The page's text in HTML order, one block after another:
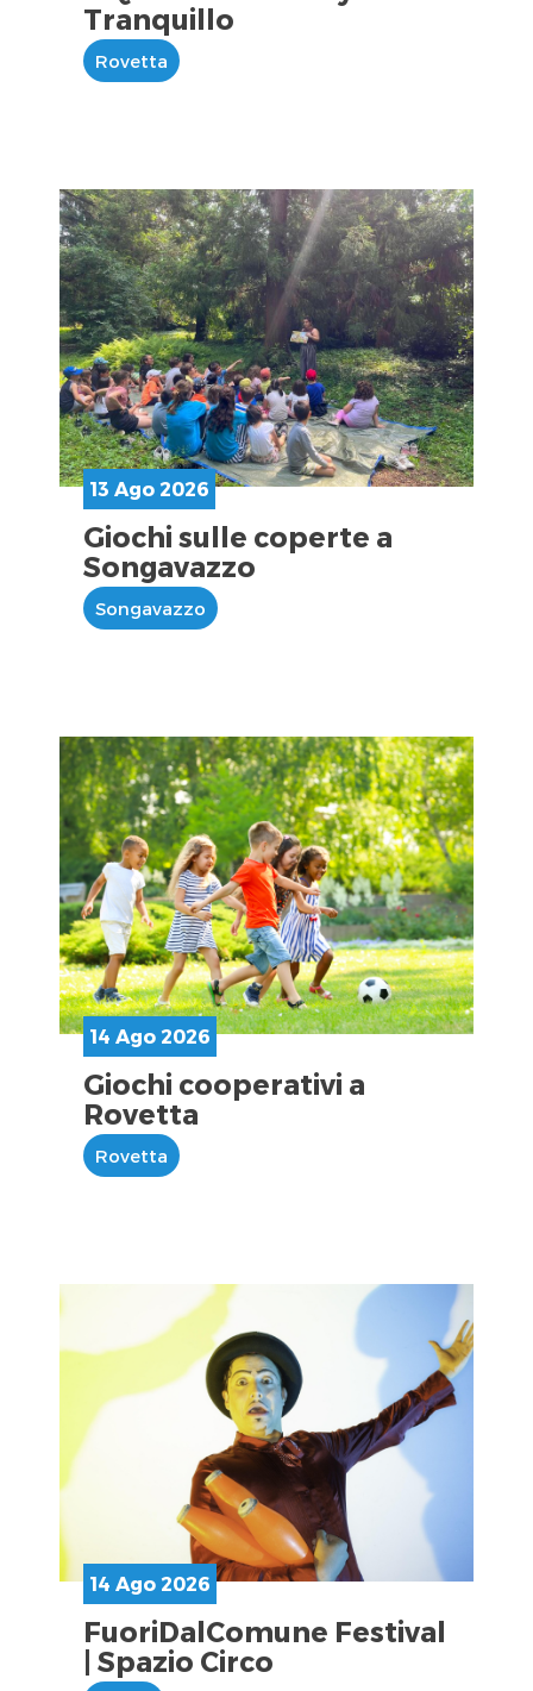
Tranquillo
Rovetta
13 Ago 2026
Giochi sulle coperte a
Songavazzo
Songavazzo
14 Ago 2026
Giochi cooperativi a
Rovetta
Rovetta
14 Ago 2026
FuoriDalComune Festival
| Spazio Circo